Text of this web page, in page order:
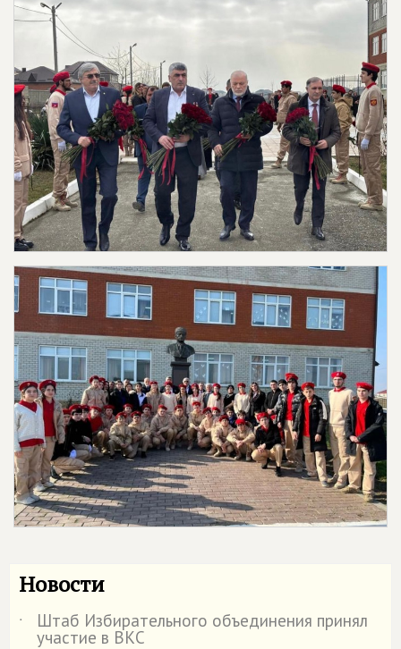
Новости
˙ Штаб Избирательного объединения принял
участие в ВКС